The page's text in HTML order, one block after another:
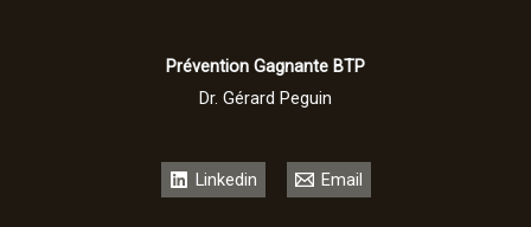
Prévention Gagnante BTP
Dr. Gérard Peguin
Linkedin Email